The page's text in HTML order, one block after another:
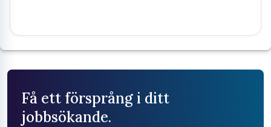
Få ett försprång i ditt
jobbsökande.